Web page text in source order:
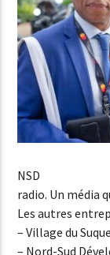
NSD
radio. Un média
Les autres
– Village du
– Nord-Sud